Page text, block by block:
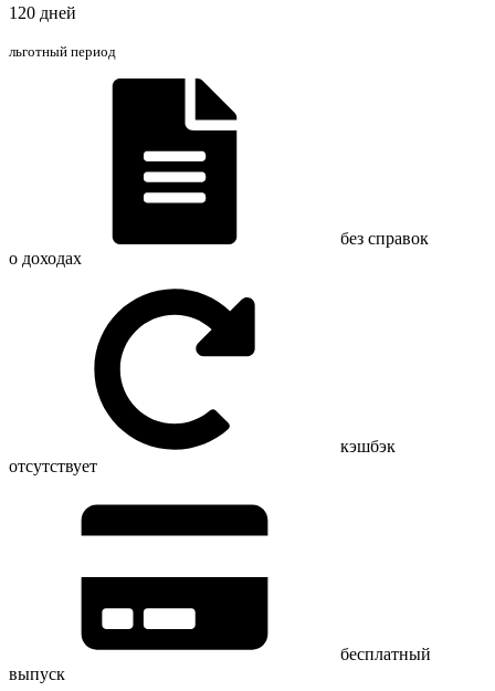
120 дней
льготный период
без справок
о доходах
кэшбэк
отсутствует
бесплатный
выпуск